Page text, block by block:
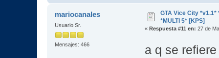
mariocanales
Usuario Sr.
Mensajes: 466
GTA Vice City *v1.1*
*MULTI 5* [KPS]
« Respuesta #11 en: 27 de
a q se